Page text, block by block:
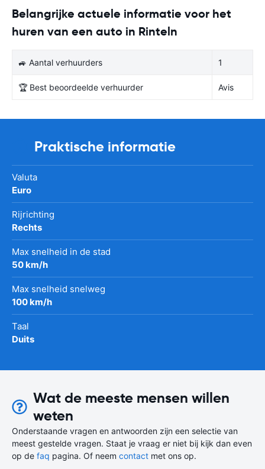
Belangrijke actuele informatie voor het
huren van een auto in Rinteln
🚙 Aantal verhuurders 1
🏆 Best beoordeelde verhuurder Avis
Praktische informatie
Valuta
Euro
Rijrichting
Rechts
Max snelheid in de stad
50 km/h
Max snelheid snelweg
100 km/h
Taal
Duits
Wat de meeste mensen willen
weten
Onderstaande vragen en antwoorden zijn een selectie van
meest gestelde vragen. Staat je vraag er niet bij kijk dan even
op de faq pagina. Of neem contact met ons op.